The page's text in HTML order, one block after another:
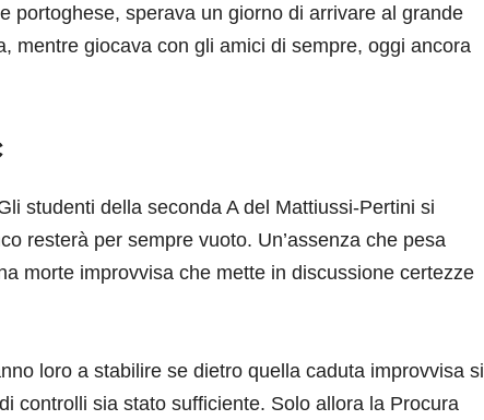
portoghese, sperava un giorno di arrivare al grande
mentre giocava con gli amici di sempre, oggi ancora
studenti della seconda A del Mattiussi-Pertini si
resterà per sempre vuoto. Un’assenza che pesa
morte improvvisa che mette in discussione certezze
loro a stabilire se dietro quella caduta improvvisa si
controlli sia stato sufficiente. Solo allora la Procura